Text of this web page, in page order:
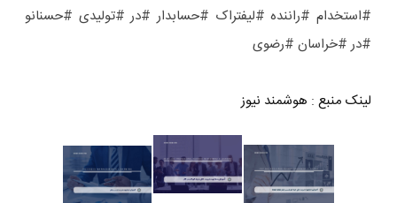
#استخدام #راننده #لیفتراک #حسابدار #در #تولیدی #حسنانو
#در #خراسان #رضوی
لینک منبع : هوشمند نیوز